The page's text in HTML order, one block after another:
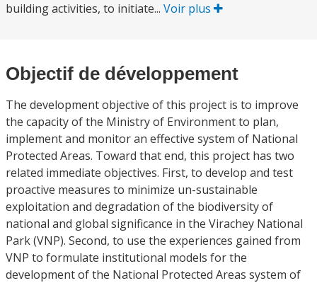
building activities, to initiate... Voir plus
Objectif de développement
The development objective of this project is to improve
the capacity of the Ministry of Environment to plan,
implement and monitor an effective system of National
Protected Areas. Toward that end, this project has two
related immediate objectives. First, to develop and test
proactive measures to minimize un-sustainable
exploitation and degradation of the biodiversity of
national and global significance in the Virachey National
Park (VNP). Second, to use the experiences gained from
VNP to formulate institutional models for the
development of the National Protected Areas system of